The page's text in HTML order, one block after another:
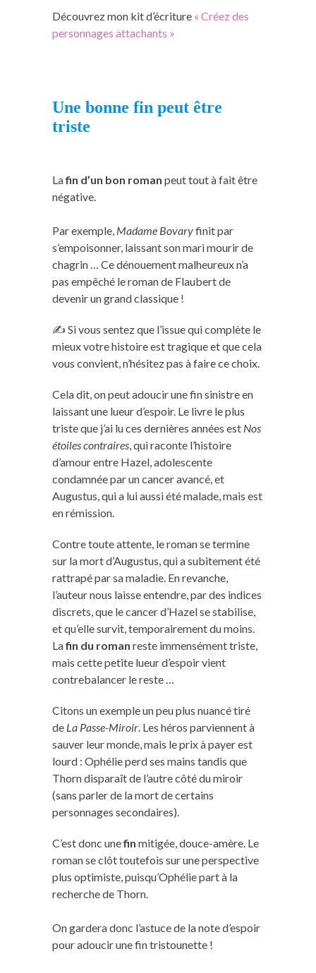
Découvrez mon kit d’écriture « Créez des
personnages attachants »
Une bonne fin peut être
triste
Lafin d’un bon roman peut tout à fait être
négative.
Par exemple, Madame Bovaryfinit par
s’empoisonner, laissant son mari mourir de
chagrin … Ce dénouement malheureux n’a
pas empêché le roman de Flaubert de
devenir un grand classique !
✍️ Si vous sentez que l’issue qui complète le
mieux votre histoire est tragique et que cela
vous convient, n’hésitez pas à faire ce choix.
Cela dit, on peut adoucir une fin sinistre en
laissant une lueur d’espoir. Le livre le plus
triste que j’ai lu ces dernières années est Nos
étoiles contraires , qui raconte l’histoire
d’amour entre Hazel, adolescente
condamnée par un cancer avancé, et
Augustus, qui a lui aussi été malade, mais est
en rémission.
Contre toute attente, le roman se termine
sur la mort d’Augustus, qui a subitement été
rattrapé par sa maladie. En revanche,
l’auteur nous laisse entendre, par des indices
discrets, que le cancer d’Hazel se stabilise,
et qu’elle survit, temporairement du moins.
Lafin du roman reste immensément triste,
mais cette petite lueur d’espoir vient
contrebalancer le reste …
Citons un exemple un peu plus nuancé tiré
de La Passe-Miroir . Les héros parviennent à
sauver leur monde, mais le prix à payer est
lourd : Ophélie perd ses mains tandis que
Thorn disparaît de l’autre côté du miroir
(sans parler de la mort de certains
personnages secondaires).
C’est donc unefin mitigée, douce-amère. Le
roman se clôt toutefois sur une perspective
plus optimiste, puisqu’Ophélie part à la
recherche de Thorn.
On gardera donc l’astuce de la note d’espoir
pour adoucir une fin tristounette !